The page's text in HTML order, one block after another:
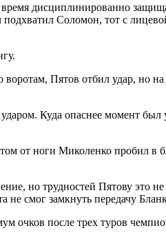
дисциплинированно
Соломон, тот с
воротам, Пятов отбил удар, но
Куда опаснее момент
от ноги Миколенко пробил в
но трудностей Пятову это
не смог замкнуть передачу
очков после трех туров